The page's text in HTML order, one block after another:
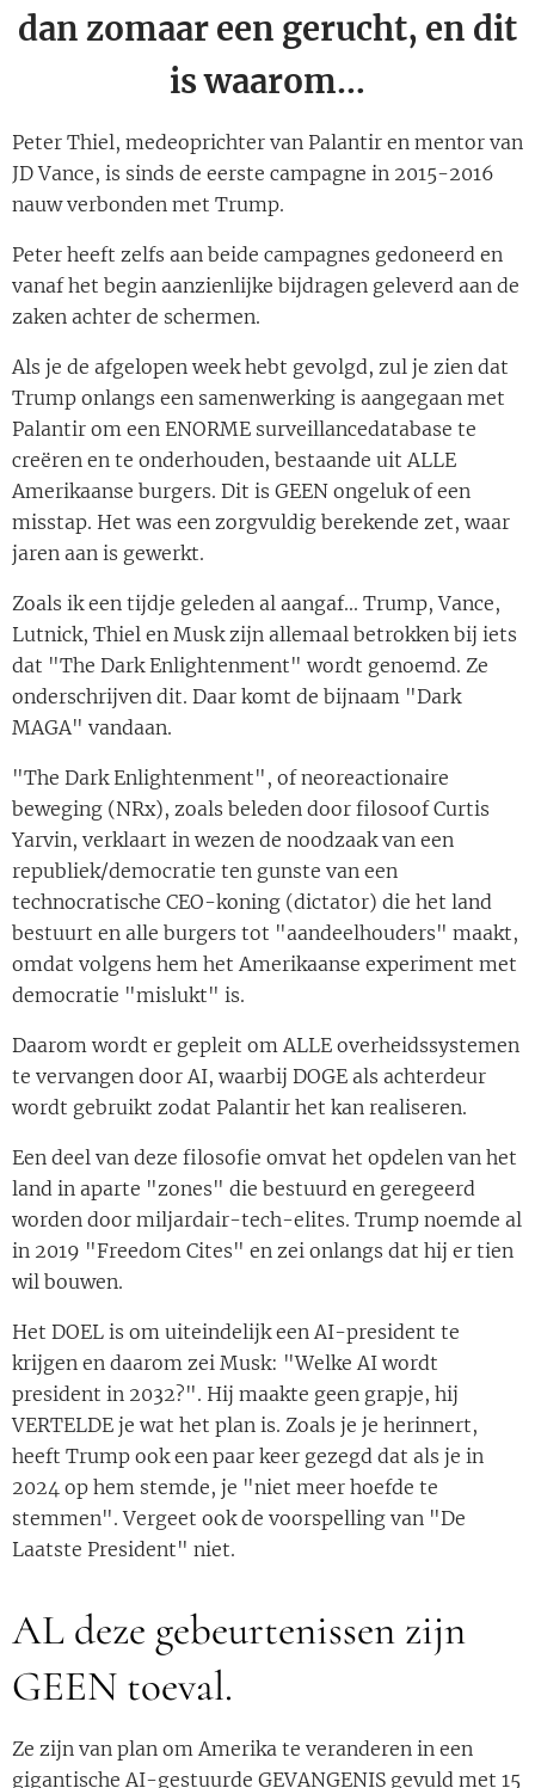
dan zomaar een gerucht, en dit
is waarom…
Peter Thiel, medeoprichter van Palantir en mentor van
JD Vance, is sinds de eerste campagne in 2015-2016
nauw verbonden met Trump.
Peter heeft zelfs aan beide campagnes gedoneerd en
vanaf het begin aanzienlijke bijdragen geleverd aan de
zaken achter de schermen.
Als je de afgelopen week hebt gevolgd, zul je zien dat
Trump onlangs een samenwerking is aangegaan met
Palantir om een ​​ENORME surveillancedatabase te
creëren en te onderhouden, bestaande uit ALLE
Amerikaanse burgers. Dit is GEEN ongeluk of een
misstap. Het was een zorgvuldig berekende zet, waar
jaren aan is gewerkt.
Zoals ik een tijdje geleden al aangaf... Trump, Vance,
Lutnick, Thiel en Musk zijn allemaal betrokken bij iets
dat "The Dark Enlightenment" wordt genoemd. Ze
onderschrijven dit. Daar komt de bijnaam "Dark
MAGA" vandaan.
"The Dark Enlightenment", of neoreactionaire
beweging (NRx), zoals beleden door filosoof Curtis
Yarvin, verklaart in wezen de noodzaak van een
republiek/democratie ten gunste van een
technocratische CEO-koning (dictator) die het land
bestuurt en alle burgers tot "aandeelhouders" maakt,
omdat volgens hem het Amerikaanse experiment met
democratie "mislukt" is.
Daarom wordt er gepleit om ALLE overheidssystemen
te vervangen door AI, waarbij DOGE als achterdeur
wordt gebruikt zodat Palantir het kan realiseren.
Een deel van deze filosofie omvat het opdelen van het
land in aparte "zones" die bestuurd en geregeerd
worden door miljardair-tech-elites. Trump noemde al
in 2019 "Freedom Cites" en zei onlangs dat hij er tien
wil bouwen.
Het DOEL is om uiteindelijk een AI-president te
krijgen en daarom zei Musk: "Welke AI wordt
president in 2032?". Hij maakte geen grapje, hij
VERTELDE je wat het plan is. Zoals je je herinnert,
heeft Trump ook een paar keer gezegd dat als je in
2024 op hem stemde, je "niet meer hoefde te
stemmen". Vergeet ook de voorspelling van "De
Laatste President" niet.
AL deze gebeurtenissen zijn
GEEN toeval.
Ze zijn van plan om Amerika te veranderen in een
gigantische AI-gestuurde GEVANGENIS gevuld met 15